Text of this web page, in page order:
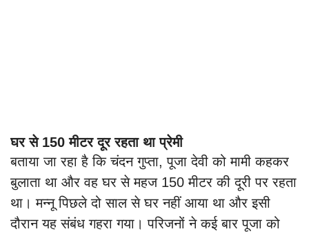
घर से 150 मीटर दूर रहता था प्रेमी
बताया जा रहा है कि चंदन गुप्ता, पूजा देवी को मामी कहकर
बुलाता था और वह घर से महज 150 मीटर की दूरी पर रहता
था। मन्नू पिछले दो साल से घर नहीं आया था और इसी
दौरान यह संबंध गहरा गया। परिजनों ने कई बार पूजा को